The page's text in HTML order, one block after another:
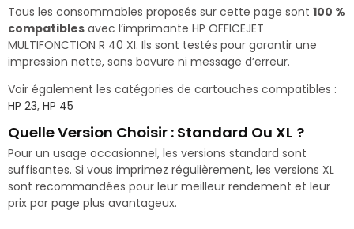
Tous les consommables proposés sur cette page sont 100 %
compatibles avec l’imprimante HP OFFICEJET
MULTIFONCTION R 40 XI. Ils sont testés pour garantir une
impression nette, sans bavure ni message d’erreur.
Voir également les catégories de cartouches compatibles :
HP 23, HP 45
Quelle Version Choisir : Standard Ou XL ?
Pour un usage occasionnel, les versions standard sont
suffisantes. Si vous imprimez régulièrement, les versions XL
sont recommandées pour leur meilleur rendement et leur
prix par page plus avantageux.